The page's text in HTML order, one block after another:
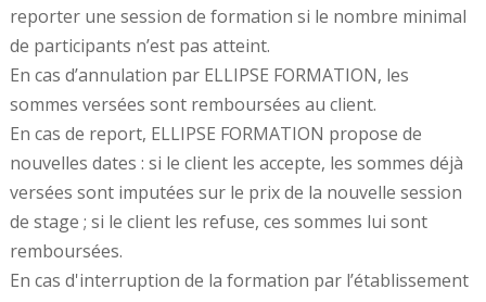
reporter une session de formation si le nombre minimal
de participants n’est pas atteint.
En cas d’annulation par ELLIPSE FORMATION, les
sommes versées sont remboursées au client.
En cas de report, ELLIPSE FORMATION propose de
nouvelles dates : si le client les accepte, les sommes déjà
versées sont imputées sur le prix de la nouvelle session
de stage ; si le client les refuse, ces sommes lui sont
remboursées.
En cas d'interruption de la formation par l’établissement